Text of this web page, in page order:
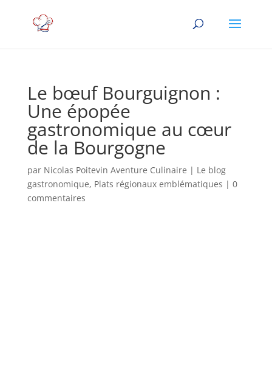
Le bœuf Bourguignon :
Une épopée
gastronomique au cœur
de la Bourgogne
par Nicolas Poitevin Aventure Culinaire | Le blog
gastronomique, Plats régionaux emblématiques | 0
commentaires